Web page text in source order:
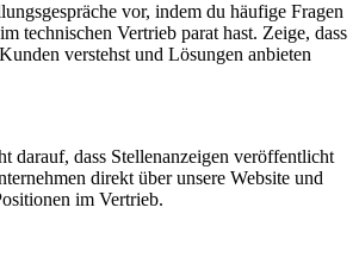
vor, indem du häufige Fragen
technischen Vertrieb parat hast. Zeige, dass
verstehst und Lösungen anbieten
darauf, dass Stellenanzeigen veröffentlicht
direkt über unsere Website und
im Vertrieb.